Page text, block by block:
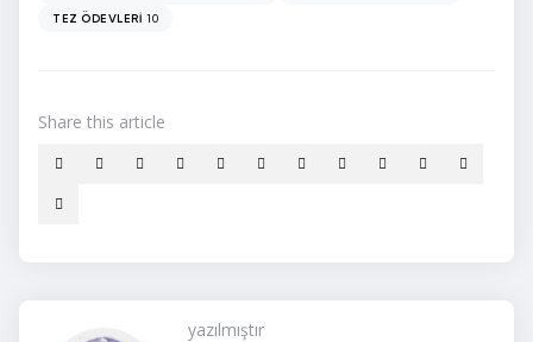
TEZ ÖDEVLERI 10
Share this article
yazılmıştır